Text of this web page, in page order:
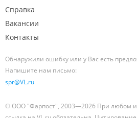
Справка
Вакансии
Контакты
Обнаружили ошибку или у Вас есть
Напишите нам письмо:
spr@VL.ru
© ООО "Фарпост", 2003—2026 При любом